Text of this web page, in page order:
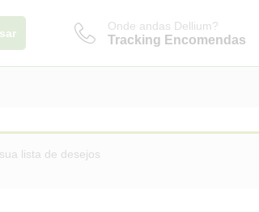
Onde andas Dellium?
Tracking Encomendas
lista de desejos